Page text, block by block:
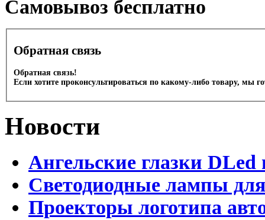
Cамовывоз бесплатно
Обратная связь
Обратная связь!
Если хотите проконсультироваться по какому-либо товару, мы
Новости
Ангельские глазки DLed
Светодиодные лампы
Проекторы логотипа